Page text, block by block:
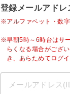
登録メールアドレ
※アルファベット・数字
※早朝5時～6時台はサ
らくなる場合がござ
き、あらためてログ